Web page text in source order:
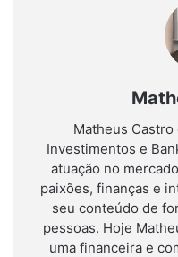
Matheus Castro
Investimentos e
atuação no
paixões, finanças e
seu conteúdo de
pessoas. Hoje
uma financeira e